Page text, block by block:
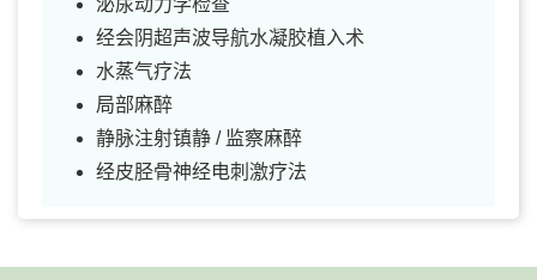
泌尿动力学检查
经会阴超声波导航水凝胶植入术
水蒸气疗法
局部麻醉
静脉注射镇静 / 监察麻醉
经皮胫骨神经电刺激疗法